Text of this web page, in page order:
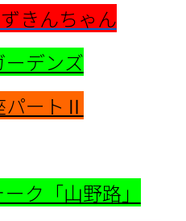
きんちゃん
デンズ
パートⅡ
ク「山野路」